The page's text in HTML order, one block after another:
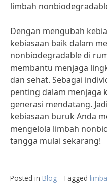
limbah
Dengan mengubah
kebiasaan baik dalam
nonbiodegradable di
membantu menjaga
dan sehat. Sebagai
penting dalam menjaga
generasi mendatang.
kebiasaan buruk Anda
mengelola limbah
tangga mulai sekarang!
Posted in Blog Tagged